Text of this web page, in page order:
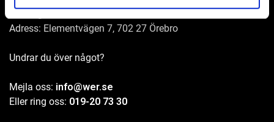
Adress: Elementvägen 7, 702 27 Örebro
Undrar du över något?
Mejla oss: info@wer.se
Eller ring oss: 019-20 73 30